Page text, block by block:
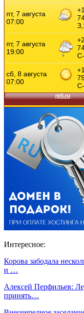
Интересное:
Корова забодала
и …
Алексей Перфильев:
принять…